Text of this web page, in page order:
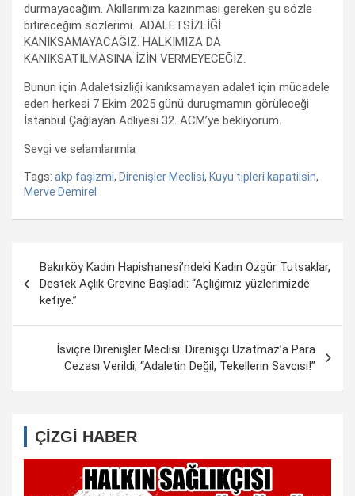
durmayacağım. Akıllarımıza kazınması gereken şu sözle
bitireceğim sözlerimi…ADALETSİZLİĞİ
KANIKSAMAYACAĞIZ. HALKIMIZA DA
KANIKSATILMASINA İZİN VERMEYECEĞİZ.
Bunun için Adaletsizliği kanıksamayan adalet için mücadele
eden herkesi 7 Ekim 2025 günü duruşmamın görüleceği
İstanbul Çağlayan Adliyesi 32. ACM’ye bekliyorum.
Sevgi ve selamlarımla
Tags: akp faşizmi, Direnişler Meclisi, Kuyu tipleri kapatilsin,
Merve Demirel
dolaşımı
Bakırköy Kadın Hapishanesi’ndeki Kadın Özgür Tutsaklar,
Destek Açlık Grevine Başladı: “Açlığımız yüzlerimizde
kefiye.”
İsviçre Direnişler Meclisi: Direnişçi Uzatmaz’a Para
Cezası Verildi; “Adaletin Değil, Tekellerin Savcısı!”
ÇİZGİ HABER